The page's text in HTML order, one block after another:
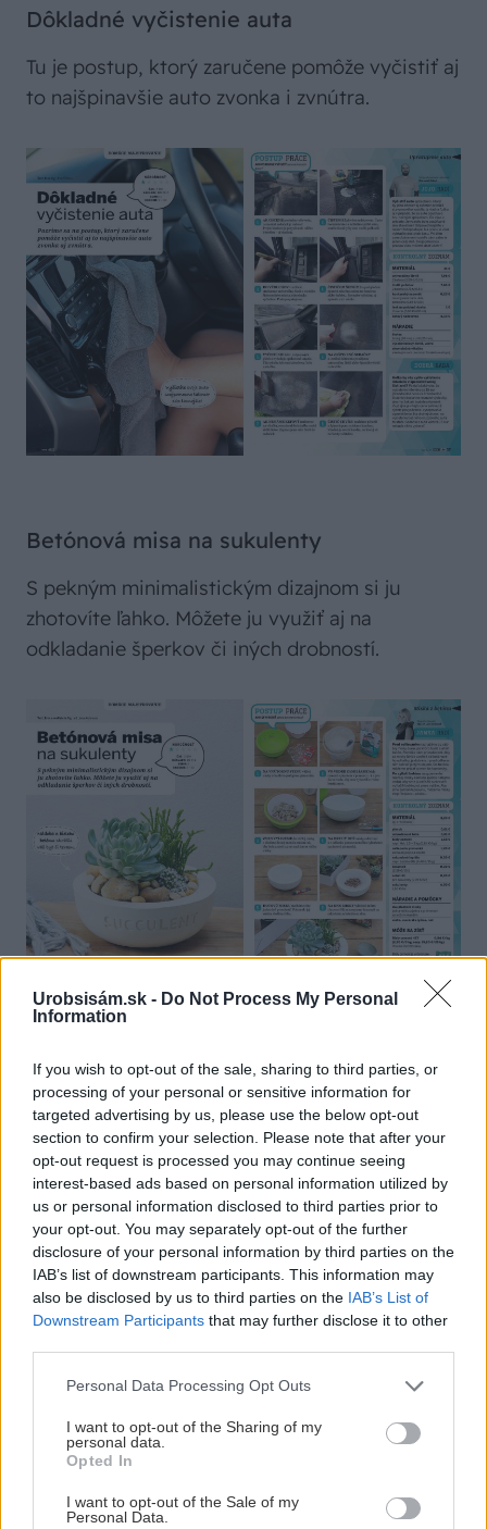
Urobsisám.sk - Do Not Process My Personal
Information
If you wish to opt-out of the sale, sharing to third parties, or
processing of your personal or sensitive information for
targeted advertising by us, please use the below opt-out
section to confirm your selection. Please note that after your
opt-out request is processed you may continue seeing
interest-based ads based on personal information utilized by
us or personal information disclosed to third parties prior to
your opt-out. You may separately opt-out of the further
disclosure of your personal information by third parties on the
IAB’s list of downstream participants. This information may
also be disclosed by us to third parties on the IAB’s List of
Downstream Participants that may further disclose it to other
Please note that this website/app uses one or more Google
not limited to your visit or usage behaviour. You may click to
grant or deny consent to Google and its third-party tags to
use your data for below specified purposes in below Google
consent section.
Personal Data Processing Opt Outs
I want to opt-out of the Sharing of my
personal data.
Opted In
I want to opt-out of the Sale of my
Personal Data.
Dôkladné vyčistenie auta
Tu je postup, ktorý zaručene pomôže vyčistiť aj
to najšpinavšie auto zvonka i zvnútra.
Betónová misa na sukulenty
S pekným minimalistickým dizajnom si ju
zhotovíte ľahko. Môžete ju využiť aj na
odkladanie šperkov či iných drobností.
PREDPLATNÉ časopisu UROB SI SÁM »
Nové kreslo zo starého nábytku
„Na začiatku bola na internete fotka kresla,
ktoré na prvý pohľad vyzeralo na vyhodenie.
Teraz kraľuje v našej obývačke“– píše naša
čitateľka.